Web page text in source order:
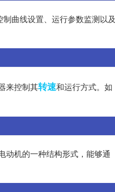
曲线设置、运行参数监测以及
来控制其转速和运行方式。如
动机的一种结构形式，能够通